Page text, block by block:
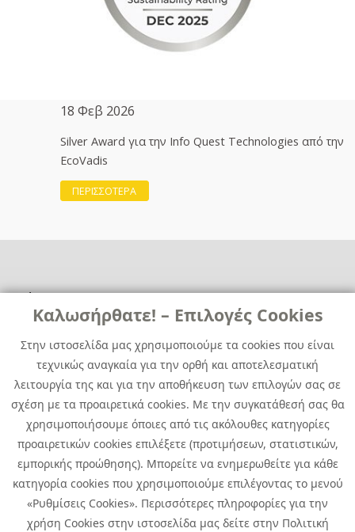
Καλωσήρθατε! – Επιλογές Cookies
Στην ιστοσελίδα μας χρησιμοποιούμε τα cookies που είναι
τεχνικώς αναγκαία για την ορθή και αποτελεσματική
λειτουργία της και για την αποθήκευση των επιλογών σας σε
σχέση με τα προαιρετικά cookies. Με την συγκατάθεσή σας θα
χρησιμοποιήσουμε όποιες από τις ακόλουθες κατηγορίες
προαιρετικών cookies επιλέξετε (προτιμήσεων, στατιστικών,
εμπορικής προώθησης). Μπορείτε να ενημερωθείτε για κάθε
κατηγορία cookies που χρησιμοποιούμε επιλέγοντας το μενού
«Ρυθμίσεις Cookies». Περισσότερες πληροφορίες για την
χρήση Cookies στην ιστοσελίδα μας δείτε στην Πολιτική
18 Φεβ 2026
Silver Award για την Info Quest Technologies από την
EcoVadis
ΠΕΡΙΣΣΟΤΕΡΑ
Χρήσιμα
Χρήσιμα
Επικοινωνία
Media Kit
Καριέρα
Όμιλος Quest
Site Map